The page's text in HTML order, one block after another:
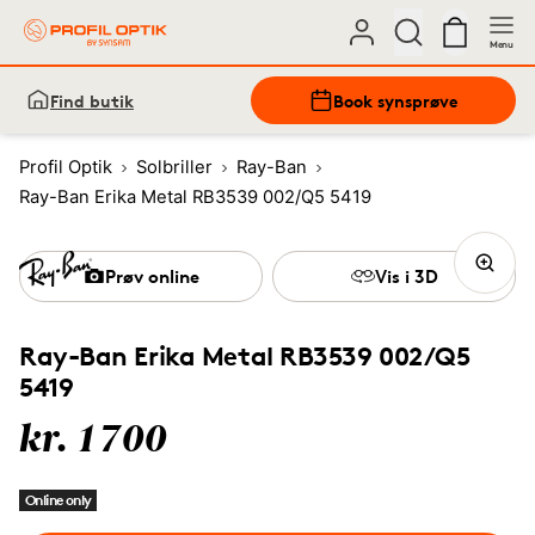
Menu
Find butik Book synsprøve
Profil Optik Solbriller
Ray-Ban
Ray-Ban Erika Metal RB3539 002/Q5 5419
Ray-Ban Erika Metal RB3539 002/Q5
5419
kr. 1700
Online only
Prøv online Vis i 3D